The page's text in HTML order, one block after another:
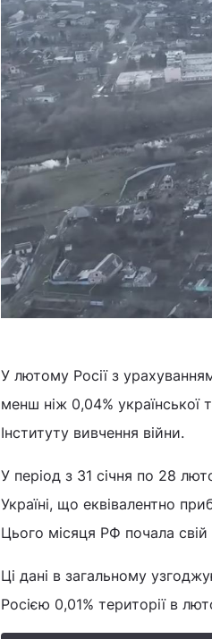
У лютому Росії з
менш ніж 0,04% української
Інституту вивчення війни.
У період з 31 січня по 28
Україні, що еквівалентно
Цього місяця РФ почала
Ці дані в загальному
Росією 0,01% території в